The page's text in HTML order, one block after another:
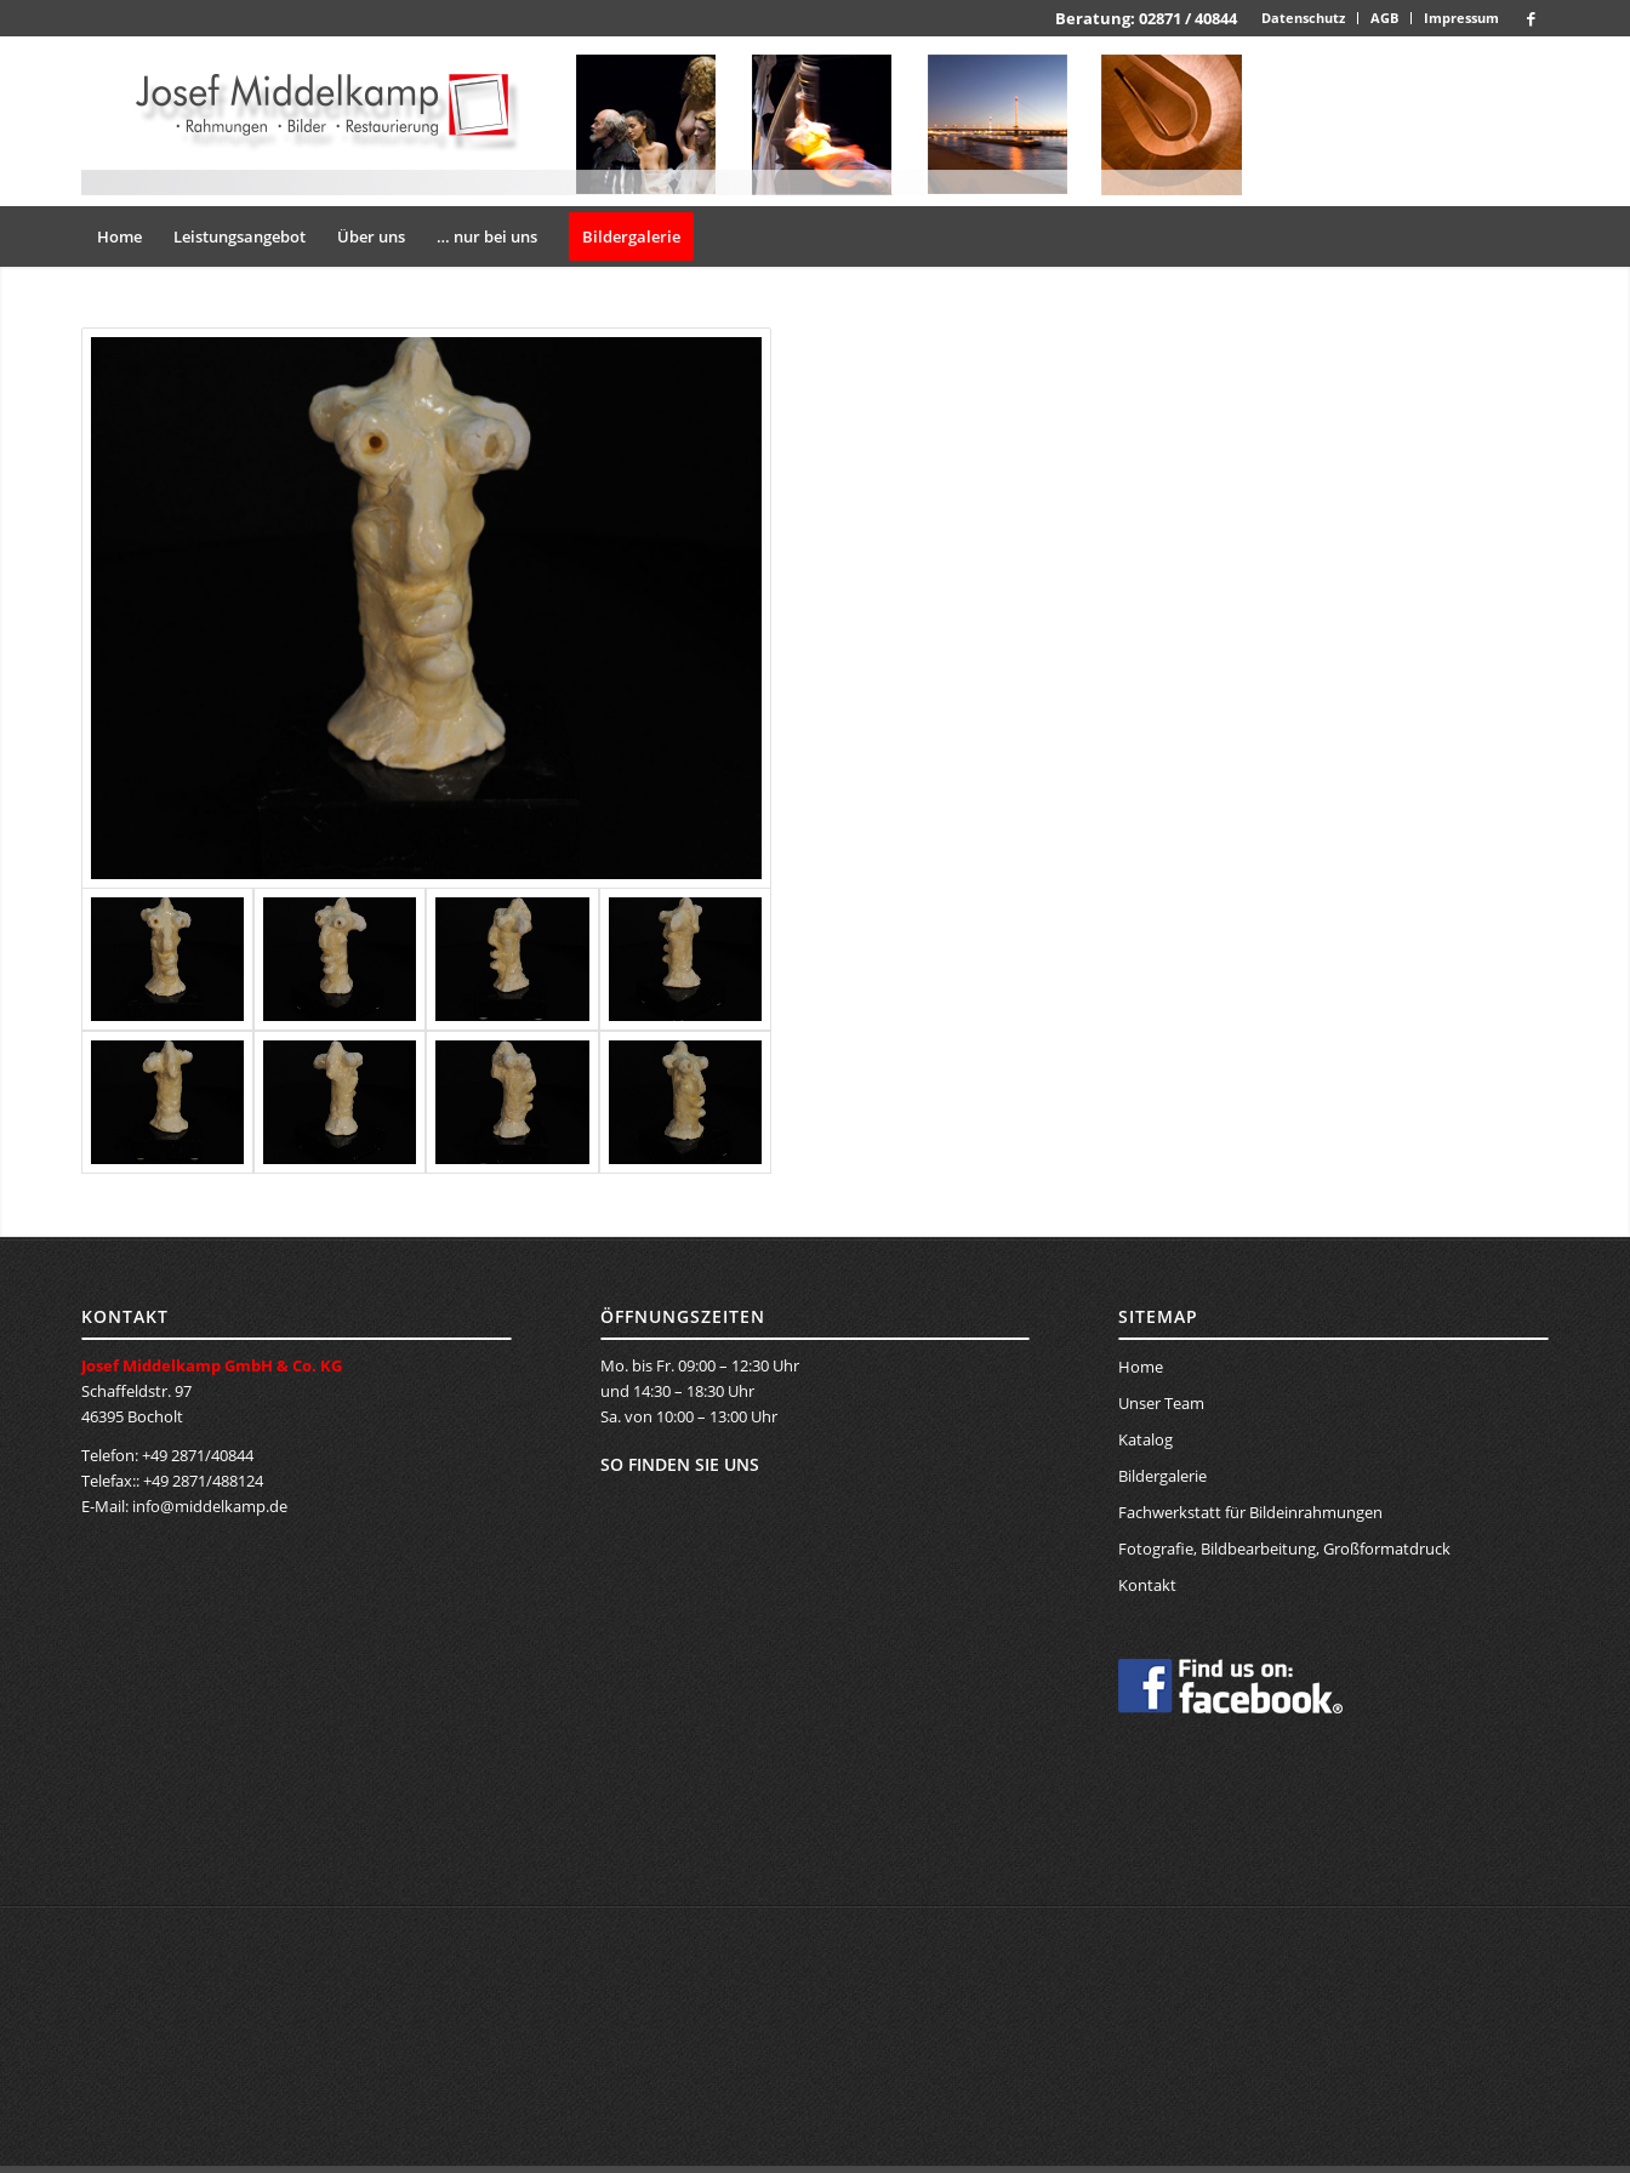
Datenschutz AGB Impressum
Beratung: 02871 / 40844
Home Leistungsangebot Über uns … nur bei uns Bildergalerie
KONTAKT
Josef Middelkamp GmbH & Co. KG
Schaffeldstr. 97
46395 Bocholt
Telefon: +49 2871/40844
Telefax:: +49 2871/488124
E-Mail: info@middelkamp.de
ÖFFNUNGSZEITEN
Mo. bis Fr. 09:00 – 12:30 Uhr
und 14:30 – 18:30 Uhr
Sa. von 10:00 – 13:00 Uhr
SO FINDEN SIE UNS
SITEMAP
Home
Unser Team
Katalog
Bildergalerie
Fachwerkstatt für Bildeinrahmungen
Fotografie, Bildbearbeitung, Großformatdruck
Kontakt